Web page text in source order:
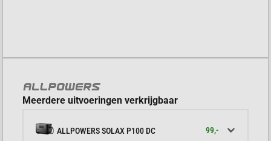
Meerdere uitvoeringen verkrijgbaar
ALLPOWERS SOLAX P100 DC 99,-